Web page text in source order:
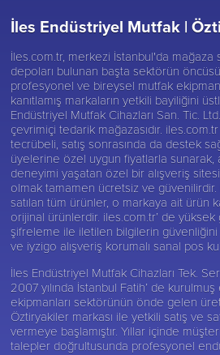
İles Endüstriyel Mutfak |
İles.com.tr, merkezi İstanbul'da mağaza
depoları bulunan başta sektörün öncüsü
profesyonel ve bireysel mutfak
kanıtlamış markaların yetkili bayiliğini
Endüstriyel Mutfak Cihazları San. Tic.
çevrimiçi tedarik mağazasıdır.
tecrübeli, satış sonrasında da destek
üyelerine özel uygun fiyatlarla sunarak,
deneyimi yaşatan özel bir alışveriş
olmak tamamen ücretsiz ve
satılan tüm ürünler, o markaya ait ürün
orijinal ürünlerdir. iles.com.tr’ de
şifreleme ile iletilen bilgilerin güvenliğini
ve iyzigo alışveriş korumalı sanal pos
İles Endüstriyel Mutfak Cihazları Tek.
2007 yılında İstanbul Fatih’ de
ekipmanları sektörünün önde gelen
Öztiryakiler markası ile yetkili satış ve
vermeye başlamıştır. Yıllar içinde
talepler doğrultusunda profesyonel